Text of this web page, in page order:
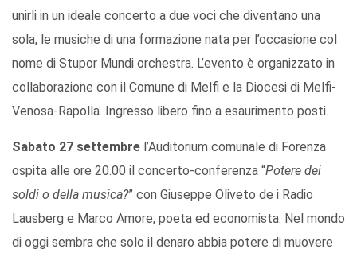
unirli in un ideale concerto a due voci che diventano una
sola, le musiche di una formazione nata per l’occasione col
nome di Stupor Mundi orchestra. L’evento è organizzato in
collaborazione con il Comune di Melfi e la Diocesi di Melfi-
Venosa-Rapolla. Ingresso libero fino a esaurimento posti.
Sabato 27 settembre l’Auditorium comunale di Forenza
ospita alle ore 20.00 il concerto-conferenza “Potere dei
soldi o della musica?” con Giuseppe Oliveto de i Radio
Lausberg e Marco Amore, poeta ed economista. Nel mondo
di oggi sembra che solo il denaro abbia potere di muovere